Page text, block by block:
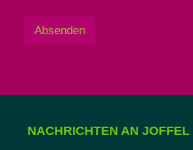
Absenden
NACHRICHTEN AN JOFFEL